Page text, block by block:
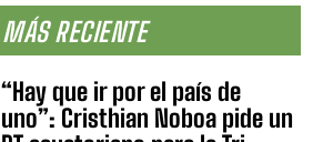
MÁS RECIENTE
“Hay que ir por el país de
uno”: Cristhian Noboa pide un